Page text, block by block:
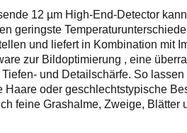
12 µm High-End-Detector
geringste
und liefert in Kombination mit
zur Bildoptimierung , eine
und Detailschärfe. So
oder geschlechtstypische
feine Grashalme, Zweige, Blätter